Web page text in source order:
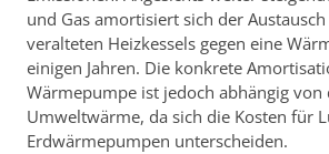
und Gas amortisiert sich der
veralteten Heizkessels gegen eine
einigen Jahren. Die konkrete
Wärmepumpe ist jedoch abhängig von
Umweltwärme, da sich die Kosten für
Erdwärmepumpen unterscheiden.